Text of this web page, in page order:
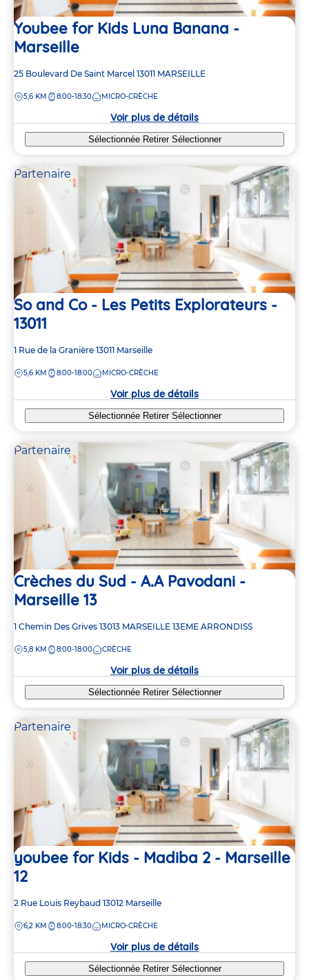
Youbee for Kids Luna Banana -
Marseille
Adresse
la
25 Boulevard De Saint Marcel 13011 MARSEILLE
DISTANCE
5,6 KM 8:00-18:30 MICRO-CRÈCHE
Voir plus de détails
Sélectionnée Retirer Sélectionner
Partenaire
So and Co - Les Petits Explorateurs -
13011
Adresse
la
1 Rue de la Granière 13011 Marseille
DISTANCE
5,6 KM 8:00-18:00 MICRO-CRÈCHE
Voir plus de détails
Sélectionnée Retirer Sélectionner
Partenaire
Crèches du Sud - A.A Pavodani -
Marseille 13
Adresse
la
1 Chemin Des Grives 13013 MARSEILLE 13EME ARRONDISS
DISTANCE
5,8 KM 8:00-18:00 CRÈCHE
Voir plus de détails
Sélectionnée Retirer Sélectionner
Partenaire
youbee for Kids - Madiba 2 - Marseille
12
Adresse
la
2 Rue Louis Reybaud 13012 Marseille
DISTANCE
6,2 KM 8:00-18:30 MICRO-CRÈCHE
Voir plus de détails
Sélectionnée Retirer Sélectionner